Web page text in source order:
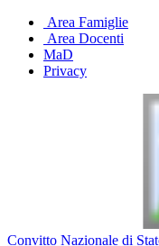
Area Famiglie
Area Docenti
MaD
Privacy
Convitto Nazionale di